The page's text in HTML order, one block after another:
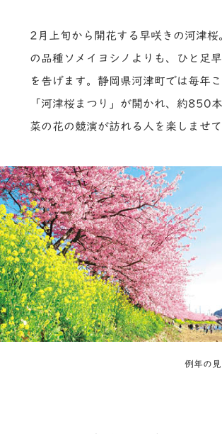
2月上旬から開花する早咲きの河津桜
の品種ソメイヨシノよりも、ひと足
を告げます。静岡県河津町では毎年
「河津桜まつり」が開かれ、約850
菜の花の競演が訪れる人を楽しませて
例年の